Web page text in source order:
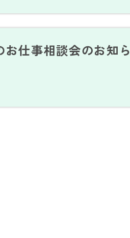
お仕事相談会のお知ら